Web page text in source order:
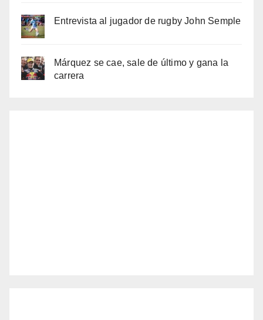
Entrevista al jugador de rugby John Semple
Márquez se cae, sale de último y gana la
carrera